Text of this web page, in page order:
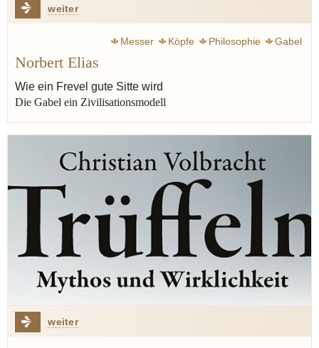
weiter
Messer Köpfe Philosophie
Gabel
Norbert Elias
Wie ein Frevel gute Sitte wird
Die Gabel ein Zivilisationsmodell
weiter